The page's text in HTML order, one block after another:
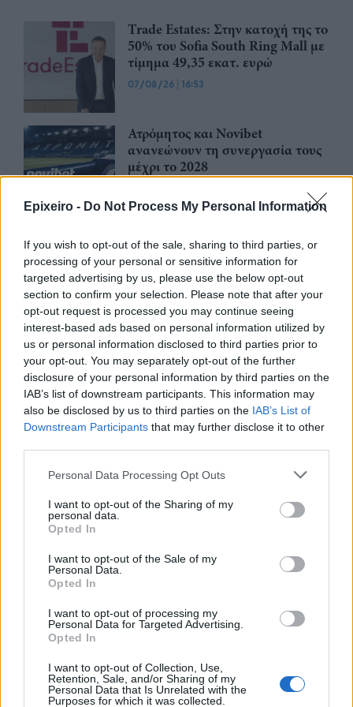
Epixeiro - Do Not Process My Personal Information
If you wish to opt-out of the sale, sharing to third parties, or
processing of your personal or sensitive information for
targeted advertising by us, please use the below opt-out
section to confirm your selection. Please note that after your
opt-out request is processed you may continue seeing
interest-based ads based on personal information utilized by
us or personal information disclosed to third parties prior to
your opt-out. You may separately opt-out of the further
disclosure of your personal information by third parties on the
IAB’s list of downstream participants. This information may
also be disclosed by us to third parties on the IAB’s List of
Downstream Participants that may further disclose it to other
Personal Data Processing Opt Outs
I want to opt-out of the Sharing of my
personal data.
Opted In
I want to opt-out of the Sale of my
Personal Data.
Opted In
I want to opt-out of processing my
Personal Data for Targeted Advertising.
Opted In
I want to opt-out of Collection, Use,
Retention, Sale, and/or Sharing of my
Personal Data that Is Unrelated with the
Purposes for which it was collected.
Trade Estates: Στην κατοχή της το
50% του Sofia South Ring Mall με
τίμημα 49,35 εκατ. ευρώ
07/08/26 | 16:53
Ατρόμητος και Novibet
ανανεώνουν τη συνεργασία τους
μέχρι το 2028
Βραβευμένα κρασιά με την
υπογραφή της Lidl Ελλάς
07/08/26|15:29
CSG: Διψήφια αύξηση εσόδων
και ισχυρό ανεκτέλεστο
συμβάσεων το πρώτο εξάμηνο
του 2026
07/08/26 12:09
Apollo Global Management:
δισ. δολαρίων - Η δήλωση του Sir
Στέλιου Χατζηιωάννου
Σαμοθράκη: Σε λειτουργία η
πλατφόρμα myBusinessSupport
06/08/26|18:07
δραστηριότητά του στην ΑΙ με
την απόκτηση πλειοψηφικού